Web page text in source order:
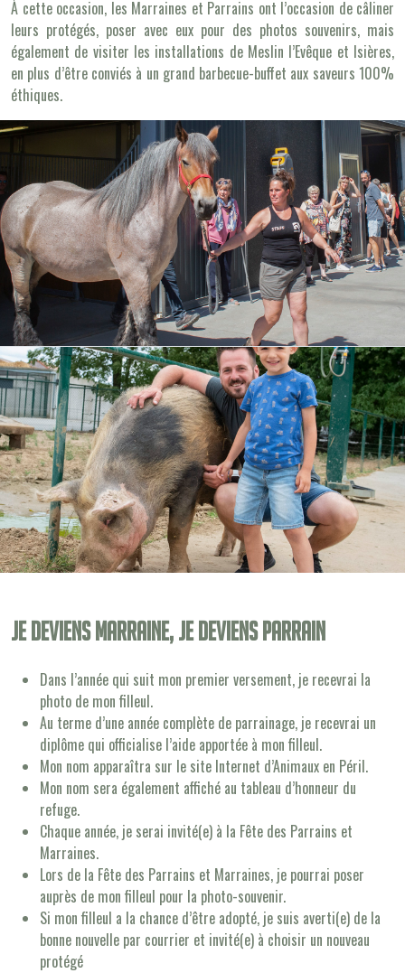
À cette occasion, les Marraines et Parrains ont l’occasion de câliner
leurs protégés, poser avec eux pour des photos souvenirs, mais
également de visiter les installations de Meslin l’Evêque et Isières,
en plus d’être conviés à un grand barbecue-buffet aux saveurs 100%
éthiques.
Je deviens Marraine, je deviens Parrain
Dans l’année qui suit mon premier versement, je recevrai la
photo de mon filleul.
Au terme d’une année complète de parrainage, je recevrai un
diplôme qui officialise l’aide apportée à mon filleul.
Mon nom apparaîtra sur le site Internet d’Animaux en Péril.
Mon nom sera également affiché au tableau d’honneur du
refuge.
Chaque année, je serai invité(e) à la Fête des Parrains et
Marraines.
Lors de la Fête des Parrains et Marraines, je pourrai poser
auprès de mon filleul pour la photo-souvenir.
Si mon filleul a la chance d’être adopté, je suis averti(e) de la
bonne nouvelle par courrier et invité(e) à choisir un nouveau
protégé